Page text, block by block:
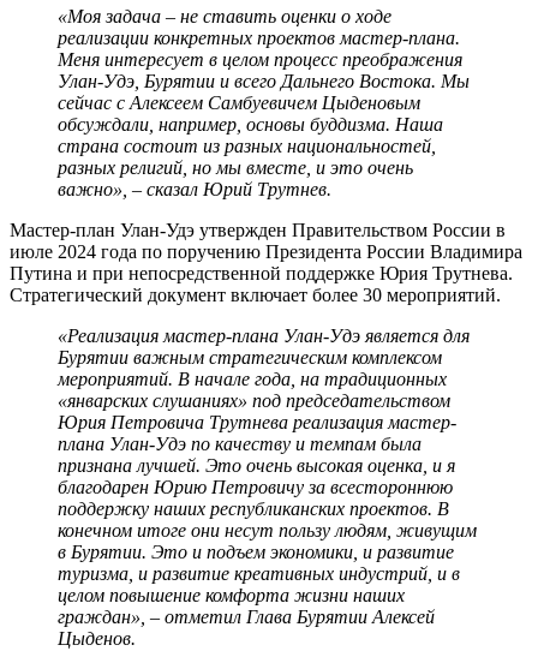
«Моя задача – не ставить оценки о ходе
реализации конкретных проектов мастер-плана.
Меня интересует в целом процесс преображения
Улан-Удэ, Бурятии и всего Дальнего Востока. Мы
сейчас с Алексеем Самбуевичем Цыденовым
обсуждали, например, основы буддизма. Наша
страна состоит из разных национальностей,
разных религий, но мы вместе, и это очень
важно», – сказал Юрий Трутнев.
Мастер-план Улан-Удэ утвержден Правительством России в
июле 2024 года по поручению Президента России Владимира
Путина и при непосредственной поддержке Юрия Трутнева.
Стратегический документ включает более 30 мероприятий.
«Реализация мастер-плана Улан-Удэ является для
Бурятии важным стратегическим комплексом
мероприятий. В начале года, на традиционных
«январских слушаниях» под председательством
Юрия Петровича Трутнева реализация мастер-
плана Улан-Удэ по качеству и темпам была
признана лучшей. Это очень высокая оценка, и я
благодарен Юрию Петровичу за всестороннюю
поддержку наших республиканских проектов. В
конечном итоге они несут пользу людям, живущим
в Бурятии. Это и подъем экономики, и развитие
туризма, и развитие креативных индустрий, и в
целом повышение комфорта жизни наших
граждан», – отметил Глава Бурятии Алексей
Цыденов.